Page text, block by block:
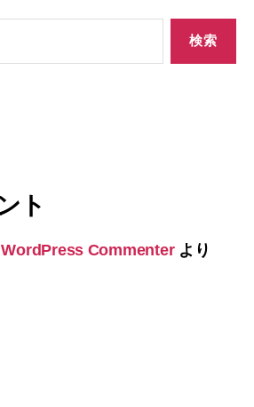
ト
WordPress Commenterより